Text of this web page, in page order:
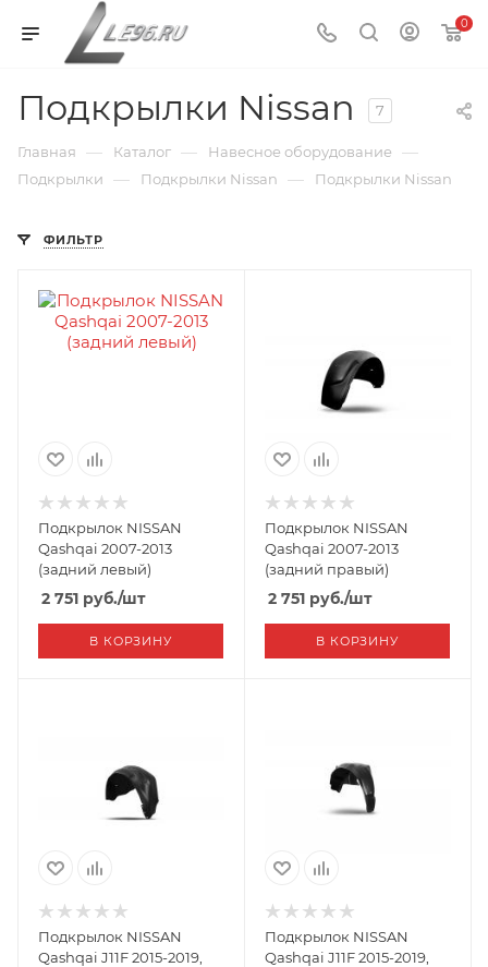
0
Подкрылки Nissan 7
Главная — Каталог — Навесное оборудование —
Подкрылки — Подкрылки Nissan — Подкрылки Nissan
ФИЛЬТР
Подкрылок NISSAN
Qashqai 2007-2013
(задний левый)
2 751 руб./шт
В КОРЗИНУ
Подкрылок NISSAN
Qashqai 2007-2013
(задний правый)
2 751 руб./шт
В КОРЗИНУ
Подкрылок NISSAN
Qashqai J11F 2015-2019,
Подкрылок NISSAN
Qashqai J11F 2015-2019,